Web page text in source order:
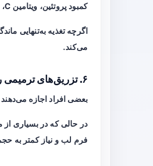
کمبود پروتئین، ویتامین C، روی و برخی آنتی‌اکسیدان‌ها می‌تواند کیفیت پوست را کاهش دهد.
اگرچه تغذیه به‌تنهایی
می‌کند.
۶. تزریق‌های ترمیمی را به‌موقع انجام دهید
بعضی افراد اجازه می‌دهند
در حالی که در بسیاری از
فرم لب و نیاز کمتر به